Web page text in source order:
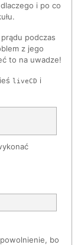
i po co
podczas
z jego
to na uwadze!
liveCD i
bo